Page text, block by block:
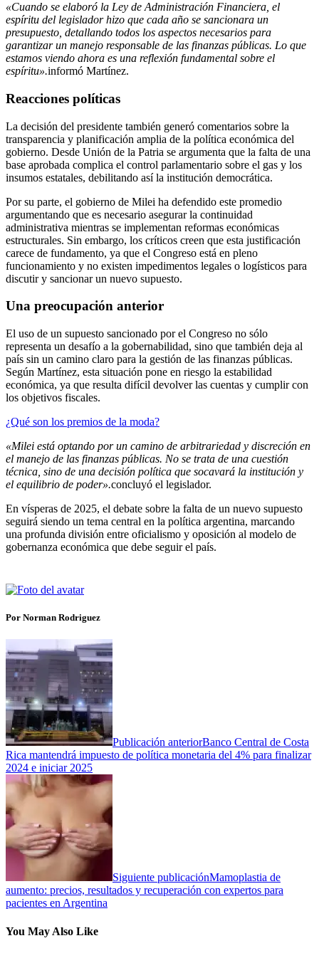
«Cuando se elaboró ​​la Ley de Administración Financiera, el
espíritu del legislador hizo que cada año se sancionara un
presupuesto, detallando todos los aspectos necesarios para
garantizar un manejo responsable de las finanzas públicas. Lo que
estamos viendo ahora es una reflexión fundamental sobre el
espíritu».informó Martínez.
Reacciones políticas
La decisión del presidente también generó comentarios sobre la
transparencia y planificación amplia de la política económica del
gobierno. Desde Unión de la Patria se argumenta que la falta de una
base aprobada complica el control parlamentario sobre el gas y los
insumos estatales, debilitando así la institución democrática.
Por su parte, el gobierno de Milei ha defendido este promedio
argumentando que es necesario asegurar la continuidad
administrativa mientras se implementan reformas económicas
estructurales. Sin embargo, los críticos creen que esta justificación
carece de fundamento, ya que el Congreso está en pleno
funcionamiento y no existen impedimentos legales o logísticos para
discutir y sancionar un nuevo supuesto.
Una preocupación anterior
El uso de un supuesto sancionado por el Congreso no sólo
representa un desafío a la gobernabilidad, sino que también deja al
país sin un camino claro para la gestión de las finanzas públicas.
Según Martínez, esta situación pone en riesgo la estabilidad
económica, ya que resulta difícil devolver las cuentas y cumplir con
los objetivos fiscales.
¿Qué son los premios de la moda?
«Milei está optando por un camino de arbitrariedad y discreción en
el manejo de las finanzas públicas. No se trata de una cuestión
técnica, sino de una decisión política que socavará la institución y
el equilibrio de poder».concluyó el legislador.
En vísperas de 2025, el debate sobre la falta de un nuevo supuesto
seguirá siendo un tema central en la política argentina, marcando
una profunda división entre oficialismo y oposición al modelo de
gobernanza económica que debe seguir el país.
Por Norman Rodriguez
Publicación anteriorBanco Central de Costa
Rica mantendrá impuesto de política monetaria del 4% para finalizar
2024 e iniciar 2025
Siguiente publicaciónMamoplastia de
aumento: precios, resultados y recuperación con expertos para
pacientes en Argentina
You May Also Like